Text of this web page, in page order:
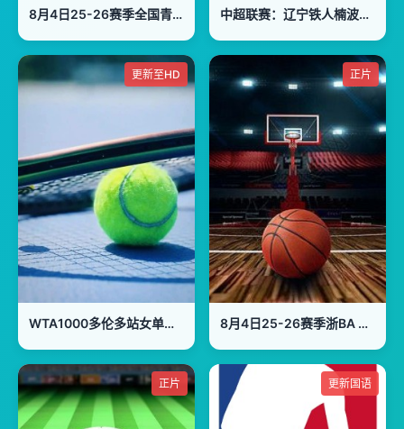
8月4日25-26赛季全国青年篮球联赛 天津荣钢66VS79吉林东北虎 中超联赛：辽宁铁人楠波湾VS上海申花20260802
更新至HD
WTA1000多伦多站女单第一轮：马里诺VS森梅兹
正片
8月4日25-26赛季浙BA 龙游87VS92常山
正片 更新国语